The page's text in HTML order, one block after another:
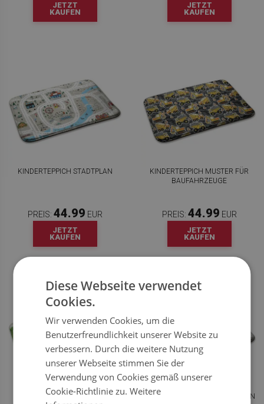
JETZT
KAUFEN
JETZT
KAUFEN
KINDERTEPPICH STADTPLAN
PREIS: 44.99 EUR
JETZT
KAUFEN
KINDERTEPPICH MUSTER FÜR
BAUFAHRZEUGE
PREIS: 44.99 EUR
JETZT
KAUFEN
KINDERTEPPICH STADTPLAN KINDERTEPPICH BAUMASCHINEN
Diese Webseite verwendet
Cookies.
Wir verwenden Cookies, um die
Benutzerfreundlichkeit unserer Website zu
verbessern. Durch die weitere Nutzung
unserer Webseite stimmen Sie der
Verwendung von Cookies gemäß unserer
Cookie-Richtlinie zu.Weitere